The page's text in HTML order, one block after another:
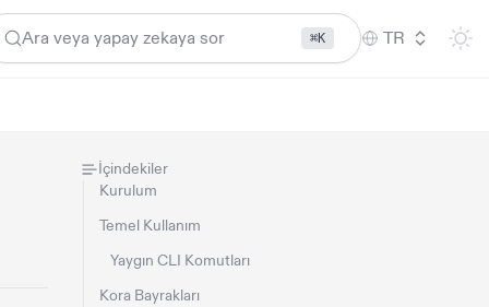
Ara veya yapay zekaya sor ⌘K TR
İçindekiler
Kurulum
Temel Kullanım
Yaygın CLI Komutları
Kora Bayrakları